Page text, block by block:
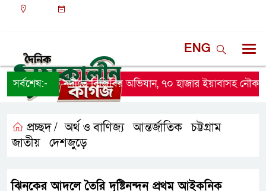
ENG
সর্বশেষ:-
নাফ নদীতে বিজিবির অভিযান, ৭০ হাজার ইয়াবাসহ নৌকা জব্দ
প্রচ্ছদ / অর্থ ও বাণিজ্য ,আন্তর্জাতিক ,চট্টগ্রাম
জাতীয় দেশজুড়ে
ঝিনুকের আদলে তৈরি দৃষ্টিনন্দন প্রথম আইকনিক